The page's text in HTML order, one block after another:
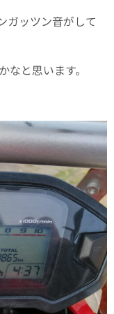
ガッツン音がして
と思います。